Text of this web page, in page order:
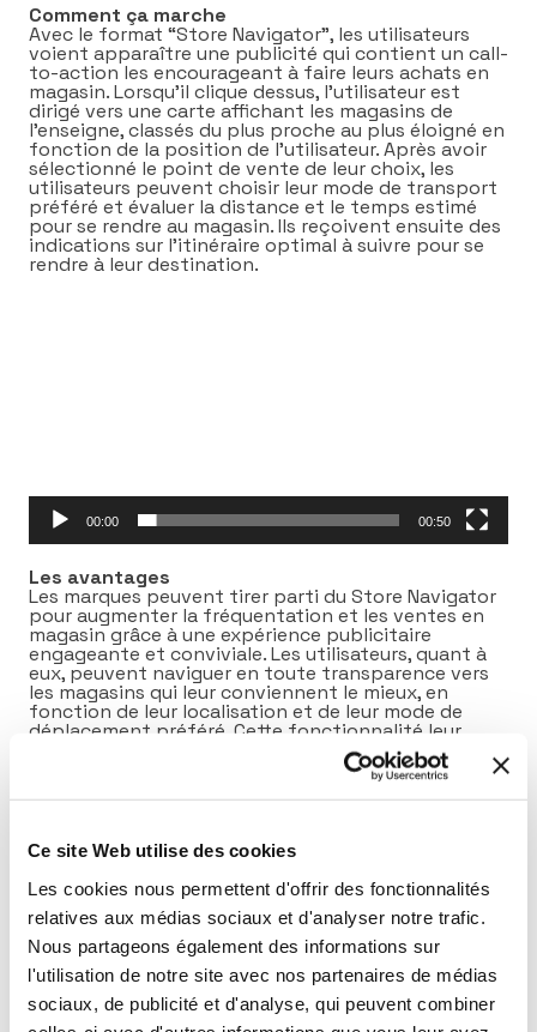
Ce site Web utilise des cookies
Les cookies nous permettent d'offrir des fonctionnalités
relatives aux médias sociaux et d'analyser notre trafic.
Nous partageons également des informations sur
l'utilisation de notre site avec nos partenaires de médias
sociaux, de publicité et d'analyse, qui peuvent combiner
Comment ça marche
Avec le format “Store Navigator”, les utilisateurs
voient apparaître une publicité qui contient un call-
to-action les encourageant à faire leurs achats en
magasin. Lorsqu’il clique dessus, l’utilisateur est
dirigé vers une carte affichant les magasins de
l’enseigne, classés du plus proche au plus éloigné en
fonction de la position de l’utilisateur. Après avoir
sélectionné le point de vente de leur choix, les
utilisateurs peuvent choisir leur mode de transport
préféré et évaluer la distance et le temps estimé
pour se rendre au magasin. Ils reçoivent ensuite des
indications sur l’itinéraire optimal à suivre pour se
rendre à leur destination.
00:00 00:50
Les avantages
Les marques peuvent tirer parti du Store Navigator
pour augmenter la fréquentation et les ventes en
magasin grâce à une expérience publicitaire
engageante et conviviale. Les utilisateurs, quant à
eux, peuvent naviguer en toute transparence vers
les magasins qui leur conviennent le mieux, en
fonction de leur localisation et de leur mode de
déplacement préféré. Cette fonctionnalité leur
permet de gagner un temps précieux et d’améliorer
leur expérience globale avec la marque. Les
enseignes des secteurs GSA, GSS, de la restauration
rapide et de l’automobile trouvent ce format
Chez Locala, nous sommes spécialisés dans la
création d’expériences uniques et impactantes pour
les campagnes de nos clients. Notre équipe de
designers qualifiés travaille en étroite collaboration
avec nos clients pour développer des solutions
personnalisées qui correspondent à leurs objectifs
spécifiques. Qu’il s’agisse de mobile, de DooH, de
desktop ou de CTV, nous nous engageons à fournir